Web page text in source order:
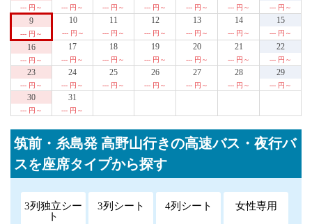
--- 円～ --- 円～ --- 円～ --- 円～ --- 円～ --- 円～ --- 円～
9
--- 円～
10
--- 円～
11
--- 円～
12
--- 円～
13
--- 円～
14
--- 円～
15
--- 円～
16
--- 円～
17
--- 円～
18
--- 円～
19
--- 円～
20
--- 円～
21
--- 円～
22
--- 円～
23
--- 円～
24
--- 円～
25
--- 円～
26
--- 円～
27
--- 円～
28
--- 円～
29
--- 円～
30
--- 円～
31
--- 円～
筑前・糸島発 高野山行きの高速バス・夜行バ
スを座席タイプから探す
3列独立シー
ト
3列シート 4列シート 女性専用